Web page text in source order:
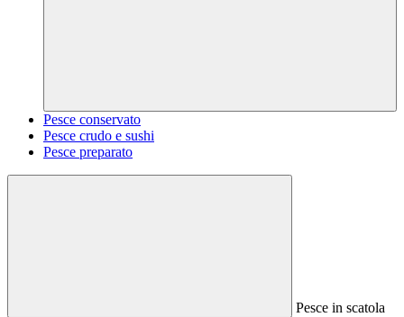
Pesce conservato
Pesce crudo e sushi
Pesce preparato
Pesce in scatola